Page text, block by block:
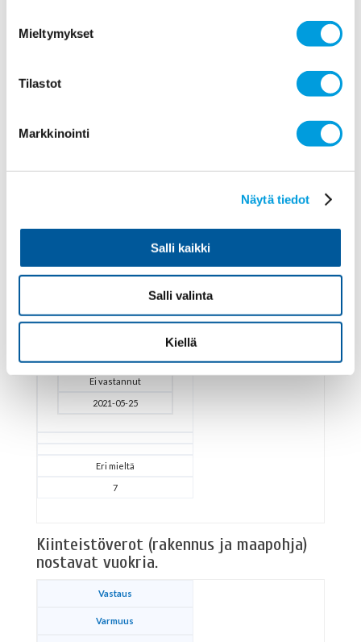
Mieltymykset
Tilastot
Markkinointi
Näytä tiedot
Salli kaikki
Salli valinta
Kiellä
Kiinteistöverot (rakennus ja maapohja)
Koko paneelin vastaus (mediaani)
Ei vastannut
2021-05-25
Eri mieltä
7
Kiinteistöverot (rakennus ja maapohja)
nostavat vuokria.
Vastaus
Varmuus